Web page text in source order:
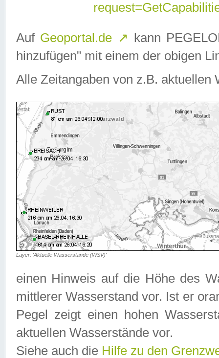
Auf Geoportal.de ↗ kann
hinzufügen" mit einem der obigen
Alle Zeitangaben von z.B. aktuellen
Layer: 'Aktuelle Wasserstände (WSV)'
einen Hinweis auf die Höhe des
mittlerer Wasserstand vor. Ist er
Pegel zeigt einen hohen
aktuellen Wasserstände vor.
Siehe auch die Hilfe zu den